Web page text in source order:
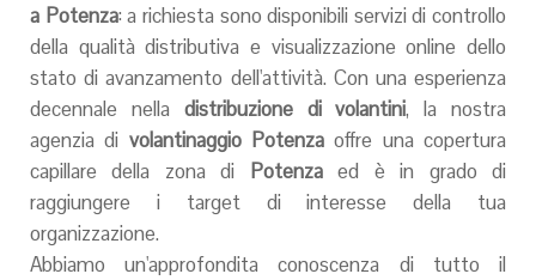
a Potenza: a richiesta sono disponibili servizi di controllo
della qualità distributiva e visualizzazione online dello
stato di avanzamento dell'attività. Con una esperienza
decennale nella distribuzione di volantini, la nostra
agenzia di volantinaggio Potenzaoffre una copertura
capillare della zona di Potenzaed è in grado di
raggiungere i target di interesse della tua
organizzazione.
Abbiamo un'approfondita conoscenza di tutto il